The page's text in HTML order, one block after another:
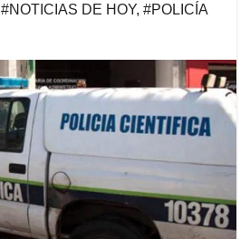
#NOTICIAS DE HOY, #POLICÍA